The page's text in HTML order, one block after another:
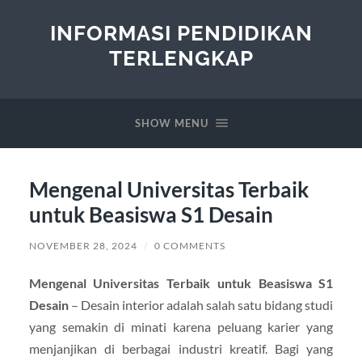
INFORMASI PENDIDIKAN
TERLENGKAP
SHOW MENU
Mengenal Universitas Terbaik
untuk Beasiswa S1 Desain
NOVEMBER 28, 2024 / 0 COMMENTS
Mengenal Universitas Terbaik untuk Beasiswa S1
Desain– Desain interior adalah salah satu bidang studi
yang semakin di minati karena peluang karier yang
menjanjikan di berbagai industri kreatif. Bagi yang